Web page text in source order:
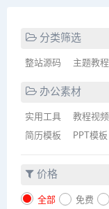
分类筛选
整站源码 主题教程
办公素材
实用工具 教程视频
简历模板 PPT模板
价格
全部 免费